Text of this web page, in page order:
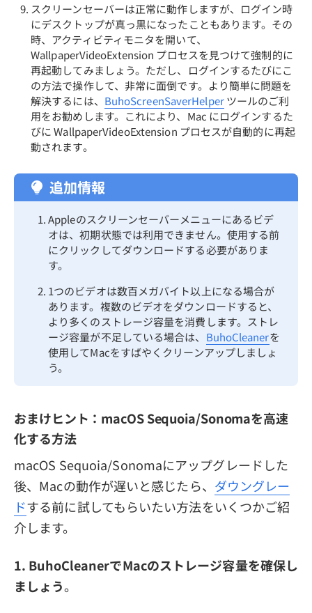
スクリーンセーバーは正常に動作しますが、ログイン時
にデスクトップが真っ黒になったこともあります。その
時、アクティビティモニタを開いて、
WallpaperVideoExtension プロセスを見つけて強制的に
再起動してみましょう。ただし、ログインするたびにこ
の方法で操作して、非常に面倒です。より簡単に問題を
解決するには、 BuhoScreenSaverHelperツールのご利
用をお勧めします。これにより、Mac にログインするた
びに WallpaperVideoExtension プロセスが自動的に再起
動されます。
追加情報
Appleのスクリーンセーバーメニューにあるビデ
オは、初期状態では利用できません。使用する前
にクリックしてダウンロードする必要がありま
す。
1つのビデオは数百メガバイト以上になる場合が
あります。複数のビデオをダウンロードすると、
より多くのストレージ容量を消費します。ストレ
ージ容量が不足している場合は、 BuhoCleanerを
使用してMacをすばやくクリーンアップしましょ
う。
おまけヒント：macOS Sequoia/Sonomaを高速
化する方法
macOS Sequoia/Sonomaにアップグレードした
後、Macの動作が遅いと感じたら、 ダウングレー
ドする前に試してもらいたい方法をいくつかご紹
介します。
1. BuhoCleanerでMacのストレージ容量を確保し
ましょう。